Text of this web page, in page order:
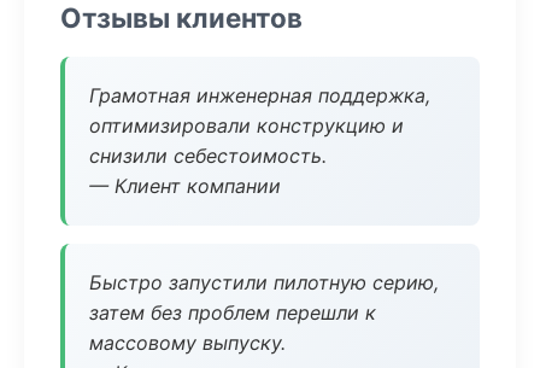
Отзывы клиентов
Грамотная инженерная поддержка,
оптимизировали конструкцию и
снизили себестоимость.
— Клиент компании
Быстро запустили пилотную серию,
затем без проблем перешли к
массовому выпуску.